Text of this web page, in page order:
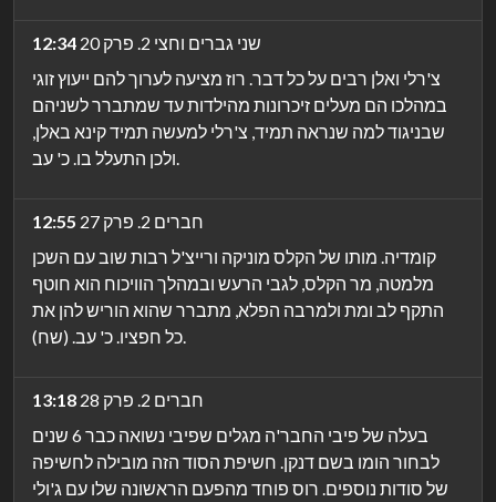
12:34
שני גברים וחצי 2. פרק 20
צ'רלי ואלן רבים על כל דבר. רוז מציעה לערוך להם ייעוץ זוגי
במהלכו הם מעלים זיכרונות מהילדות עד שמתברר לשניהם
שבניגוד למה שנראה תמיד, צ'רלי למעשה תמיד קינא באלן,
ולכן התעלל בו. כ' עב.
12:55
חברים 2. פרק 27
קומדיה. מותו של הקלס מוניקה ורייצ'ל רבות שוב עם השכן
מלמטה, מר הקלס, לגבי הרעש ובמהלך הוויכוח הוא חוטף
התקף לב ומת ולמרבה הפלא, מתברר שהוא הוריש להן את
כל חפציו. כ' עב. (שח).
13:18
חברים 2. פרק 28
בעלה של פיבי החבר'ה מגלים שפיבי נשואה כבר 6 שנים
לבחור הומו בשם דנקן. חשיפת הסוד הזה מובילה לחשיפה
של סודות נוספים. רוס פוחד מהפעם הראשונה שלו עם ג'ולי